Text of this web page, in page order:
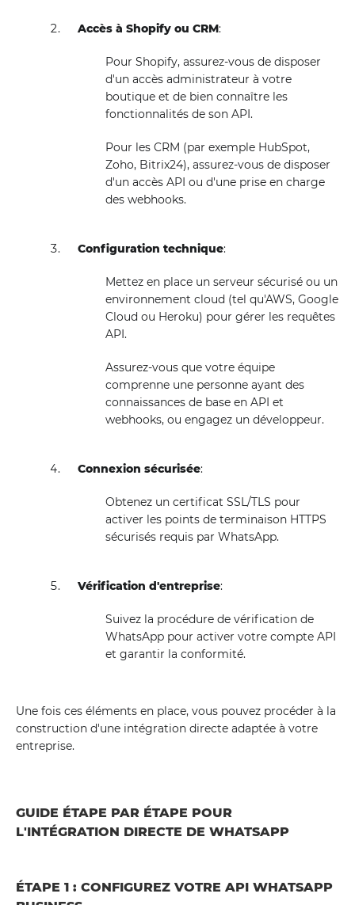
Accès à Shopify ou CRM:
Pour Shopify, assurez-vous de disposer
d'un accès administrateur à votre
boutique et de bien connaître les
fonctionnalités de son API.
Pour les CRM (par exemple HubSpot,
Zoho, Bitrix24), assurez-vous de disposer
d'un accès API ou d'une prise en charge
des webhooks.
Configuration technique:
Mettez en place un serveur sécurisé ou un
environnement cloud (tel qu'AWS, Google
Cloud ou Heroku) pour gérer les requêtes
API.
Assurez-vous que votre équipe
comprenne une personne ayant des
connaissances de base en API et
webhooks, ou engagez un développeur.
Connexion sécurisée:
Obtenez un certificat SSL/TLS pour
activer les points de terminaison HTTPS
sécurisés requis par WhatsApp.
Vérification d'entreprise:
Suivez la procédure de vérification de
WhatsApp pour activer votre compte API
et garantir la conformité.
Une fois ces éléments en place, vous pouvez procéder à la
construction d'une intégration directe adaptée à votre
entreprise.
GUIDE ÉTAPE PAR ÉTAPE POUR
L'INTÉGRATION DIRECTE DE WHATSAPP
ÉTAPE 1 : CONFIGUREZ VOTRE API WHATSAPP